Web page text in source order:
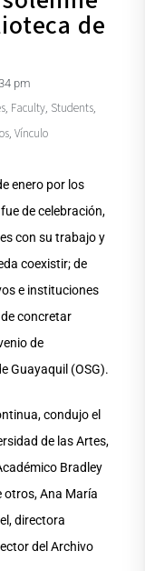
de
pm
, Faculty, Students,
, Vínculo
enero por los
de celebración,
con su trabajo y
coexistir; de
e instituciones
concretar
de
Guayaquil (OSG).
condujo el
de las Artes,
Bradley
otros, Ana María
directora
del Archivo